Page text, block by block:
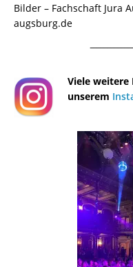
Bilder – Fachschaft Jura
augsburg.de
Viele weitere
unserem